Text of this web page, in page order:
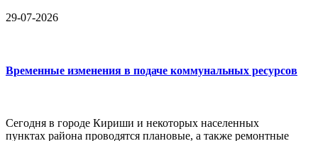
29-07-2026
Временные изменения в подаче коммунальных ресурсов
Сегодня в городе Кириши и некоторых населенных
пунктах района проводятся плановые, а также ремонтные